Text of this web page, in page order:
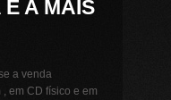
A MAIS
a venda
em CD físico e em